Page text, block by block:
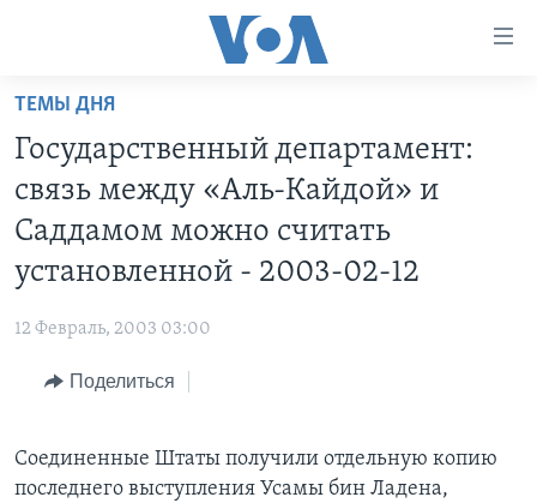
Перейти
основной
контент
Перейти
основной
Перейти
поиск
ПРОГРАММЫ
НОВОСТИ ЗА МИНУТУ
ПОЧЕМУ ЭТО ВАЖНО?
ДИСКУССИЯ VOA
НЬЮ-ЙОРК NEW YORK
ПРОЕКТЫ
А КАК В АМЕРИКЕ?
АРТЕФАКТЫ
ТЕСТЫ
ФАКТЫ ПРОТИВ ФЕЙКОВ
ЗА СВОБОДУ ПРЕССЫ
ВИДЕО
ТЕМЫ ДНЯ
Государственный департамент:
связь между «Аль-Кайдой» и
Саддамом можно считать
установленной - 2003-02-12
12 Февраль, 2003 03:00
Поделиться
Соединенные Штаты получили отдельную копию
последнего выступления Усамы бин Ладена,